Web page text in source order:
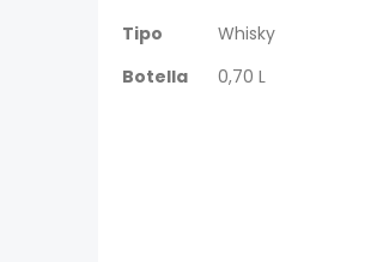
Más
Tipo
Whisky
Botella
0,70 L